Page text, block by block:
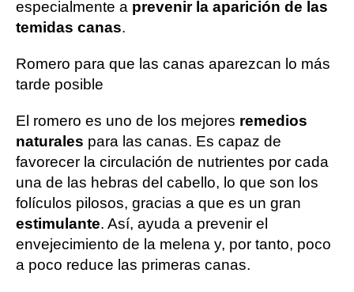
especialmente a prevenir la aparición de las
temidas canas.
Romero para que las canas aparezcan lo más
tarde posible
El romero es uno de los mejores remedios
naturales para las canas. Es capaz de
favorecer la circulación de nutrientes por cada
una de las hebras del cabello, lo que son los
folículos pilosos, gracias a que es un gran
estimulante. Así, ayuda a prevenir el
envejecimiento de la melena y, por tanto, poco
a poco reduce las primeras canas.